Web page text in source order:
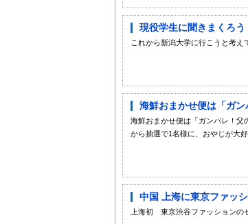
現役学生に聞きまくろ
これから新潟大学に行こうと考え
海鮮おまかせ便は「ガ
海鮮おまかせ便は「ガンバレ！父
から抽選で1名様に、おやじが大
中国 上海に東京ファッ
上海初 東京渋谷ファッションの